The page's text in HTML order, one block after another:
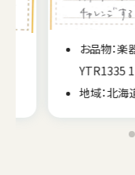
お品物：楽
YTR1335
地域：北